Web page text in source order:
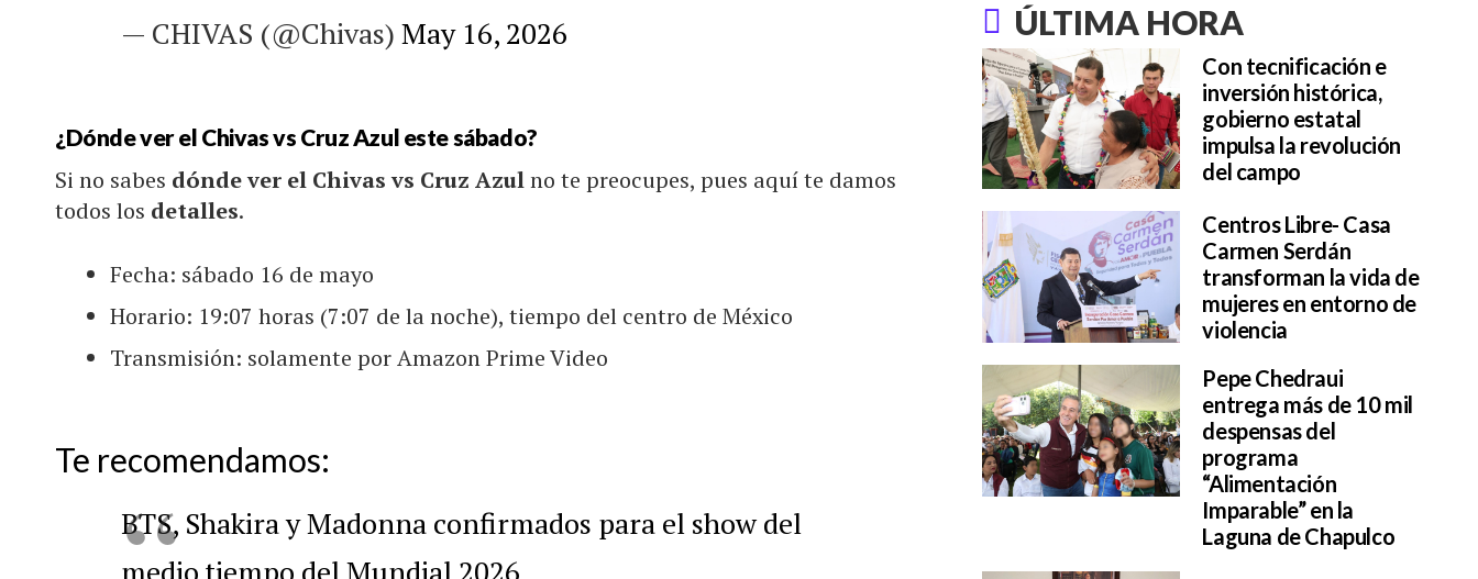
— CHIVAS (@Chivas) May 16, 2026
¿Dónde ver el Chivas vs Cruz Azul este sábado?
Si no sabes dónde ver el Chivas vs Cruz Azulno te preocupes, pues aquí te damos
todos los detalles.
Fecha: sábado 16 de mayo
Horario: 19:07 horas (7:07 de la noche), tiempo del centro de México
Transmisión: solamente por Amazon Prime Video
Te recomendamos:
BTS, Shakira y Madonna confirmados para el show del
medio tiempo del Mundial 2026
ÚLTIMA HORA
Con tecnificación e
inversión histórica,
gobierno estatal
impulsa la revolución
del campo
Centros Libre- Casa
Carmen Serdán
transforman la vida de
mujeres en entorno de
violencia
Pepe Chedraui
entrega más de 10 mil
despensas del
programa
“Alimentación
Imparable” en la
Laguna de Chapulco